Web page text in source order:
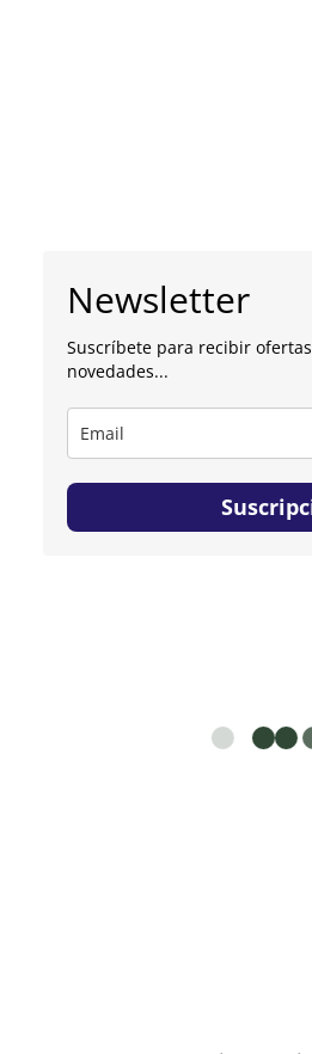
Newsletter
Suscríbete para recibir
novedades...